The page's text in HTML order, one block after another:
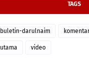
TAGS
buletin-darulnaim
utama video